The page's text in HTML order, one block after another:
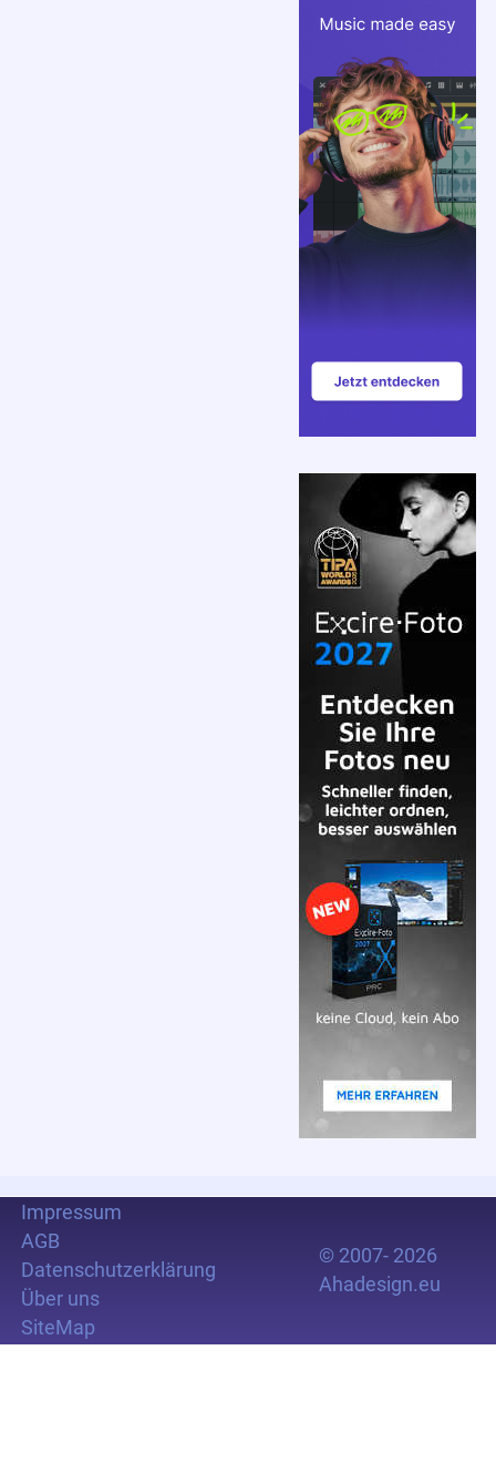
Impressum
AGB
Datenschutzerklärung
Über uns
SiteMap
© 2007- 2026
Ahadesign.eu